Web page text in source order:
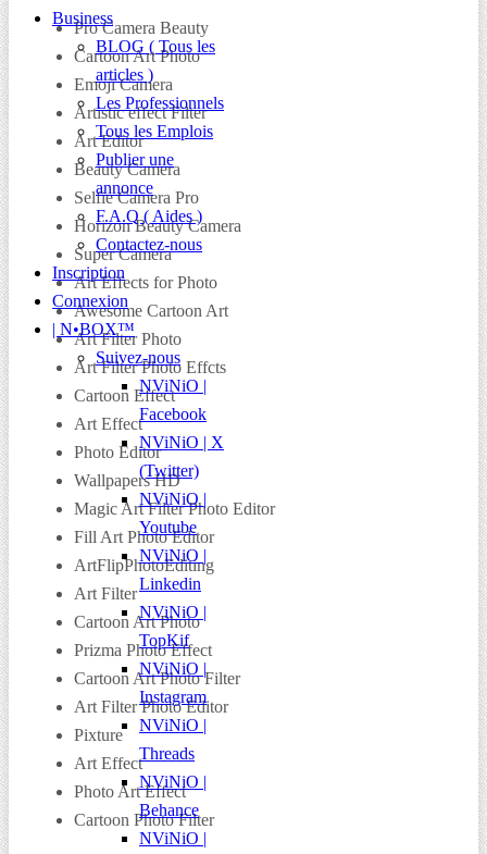
Pro Camera Beauty
Cartoon Art Photo
Emoji Camera
Artistic effect Filter
Art Editor
Beauty Camera
Selfie Camera Pro
Horizon Beauty Camera
Super Camera
Art Effects for Photo
Awesome Cartoon Art
Art Filter Photo
Art Filter Photo Effcts
Cartoon Effect
Art Effect
Photo Editor
Wallpapers HD
Magic Art Filter Photo Editor
Fill Art Photo Editor
ArtFlipPhotoEditing
Art Filter
Cartoon Art Photo
Prizma Photo Effect
Cartoon Art Photo Filter
Art Filter Photo Editor
Pixture
Art Effect
Photo Art Effect
Cartoon Photo Filter
Business
BLOG ( Tous les
articles )
Les Professionnels
Tous les Emplois
Publier une
annonce
F.A.Q ( Aides )
Contactez-nous
Inscription
Connexion
| N•BOX™
Suivez-nous
NViNiO |
Facebook
NViNiO | X
(Twitter)
NViNiO |
Youtube
NViNiO |
Linkedin
NViNiO |
TopKif
NViNiO |
Instagram
NViNiO |
Threads
NViNiO |
Behance
NViNiO |